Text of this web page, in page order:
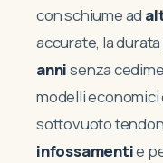
con schiume ad
accurate, la
annisenza
modelli economici
sottovuoto
infossamentie